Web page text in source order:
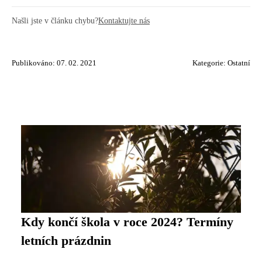
Našli jste v článku chybu?Kontaktujte nás
Publikováno: 07. 02. 2021 Kategorie: Ostatní
Kdy končí škola v roce 2024? Termíny
letních prázdnin